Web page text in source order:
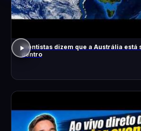
Cientistas dizem que a Austrália está
dentro